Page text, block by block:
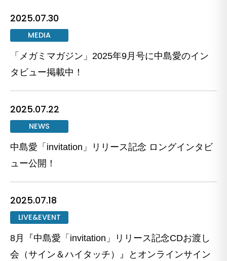
2025.07.30
MEDIA
「メガミマガジン」2025年9月号に中島愛のイン
タビュー掲載中！
2025.07.22
NEWS
中島愛「invitation」リリース記念 ロングインタビ
ュー公開！
2025.07.18
LIVE&EVENT
8月『中島愛「invitation」リリース記念CDお渡し
会（サイン＆ハイタッチ）』とオンラインサイン